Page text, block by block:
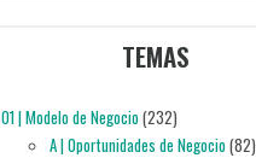
TEMAS
01 | Modelo de Negocio(232)
A | Oportunidades de Negocio(82)